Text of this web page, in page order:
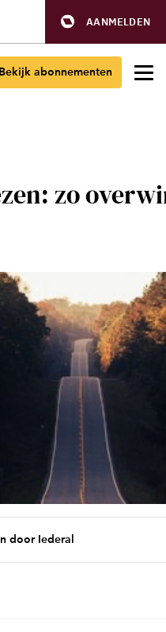
AANMELDEN
Bekijk abonnementen
zo
door Iederal